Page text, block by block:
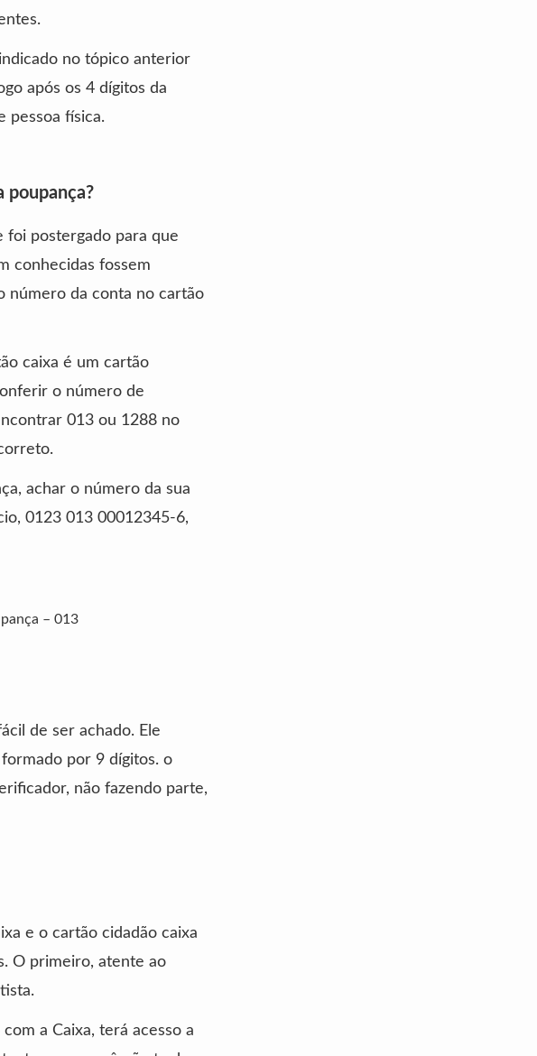
no tópico anterior
após os 4 dígitos da
pessoa física.
poupança?
foi postergado para que
conhecidas fossem
número da conta no cartão
caixa é um cartão
o número de
013 ou 1288 no
achar o número da sua
0123 013 00012345-6,
– 013
de ser achado. Ele
por 9 dígitos. o
não fazendo parte,
e o cartão cidadão caixa
O primeiro, atente ao
a Caixa, terá acesso a